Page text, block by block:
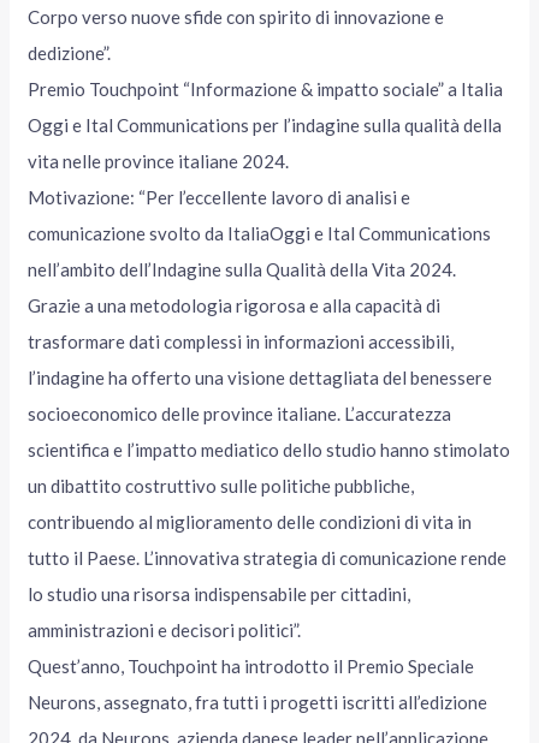
Corpo verso nuove sfide con spirito di innovazione e
dedizione”.
Premio Touchpoint “Informazione & impatto sociale” a Italia
Oggi e Ital Communications per l’indagine sulla qualità della
vita nelle province italiane 2024.
Motivazione: “Per l’eccellente lavoro di analisi e
comunicazione svolto da ItaliaOggi e Ital Communications
nell’ambito dell’Indagine sulla Qualità della Vita 2024.
Grazie a una metodologia rigorosa e alla capacità di
trasformare dati complessi in informazioni accessibili,
l’indagine ha offerto una visione dettagliata del benessere
socioeconomico delle province italiane. L’accuratezza
scientifica e l’impatto mediatico dello studio hanno stimolato
un dibattito costruttivo sulle politiche pubbliche,
contribuendo al miglioramento delle condizioni di vita in
tutto il Paese. L’innovativa strategia di comunicazione rende
lo studio una risorsa indispensabile per cittadini,
amministrazioni e decisori politici”.
Quest’anno, Touchpoint ha introdotto il Premio Speciale
Neurons, assegnato, fra tutti i progetti iscritti all’edizione
2024, da Neurons, azienda danese leader nell’applicazione